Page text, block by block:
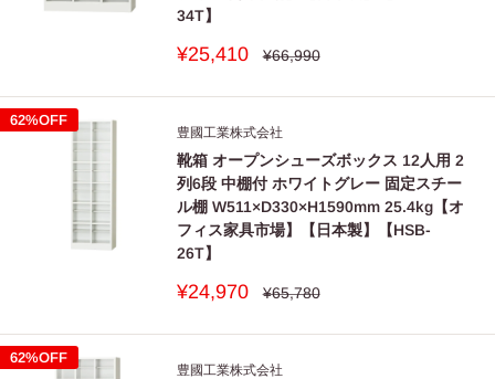
34T】
販
価
¥25,410
通
格
¥66,990
62%OFF
豊國工業株式会社
靴箱 オープンシューズボックス 12人用 2
列6段 中棚付 ホワイトグレー 固定スチー
ル棚 W511×D330×H1590mm 25.4kg【オ
フィス家具市場】【日本製】【HSB-
26T】
販
価
¥24,970
通
格
¥65,780
62%OFF
豊國工業株式会社